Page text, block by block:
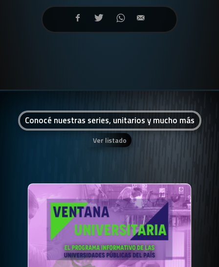
Conocé nuestras series, unitarios y mucho más
Ver listado